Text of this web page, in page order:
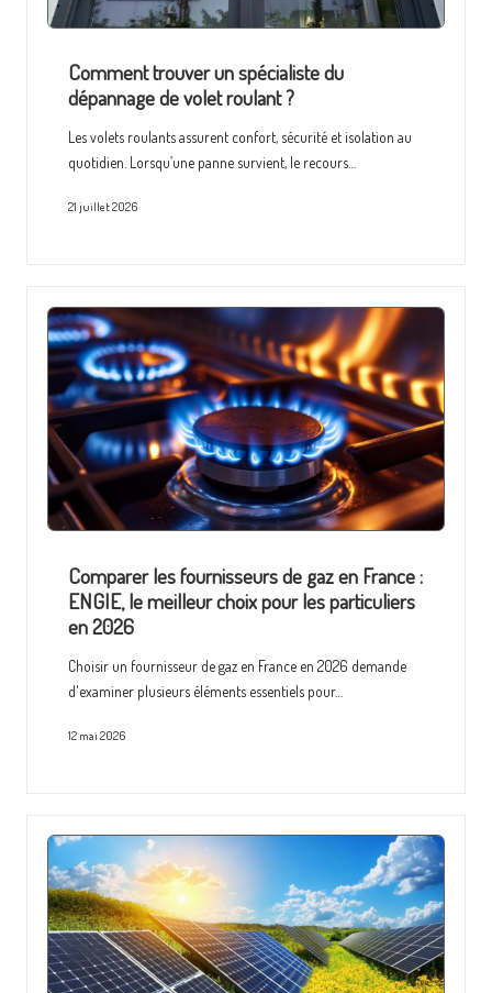
Comment trouver un spécialiste du
dépannage de volet roulant ?
Les volets roulants assurent confort, sécurité et isolation au
quotidien. Lorsqu’une panne survient, le recours…
21 juillet 2026
Comparer les fournisseurs de gaz en France :
ENGIE, le meilleur choix pour les particuliers
en 2026
Choisir un fournisseur de gaz en France en 2026 demande
d'examiner plusieurs éléments essentiels pour…
12 mai 2026